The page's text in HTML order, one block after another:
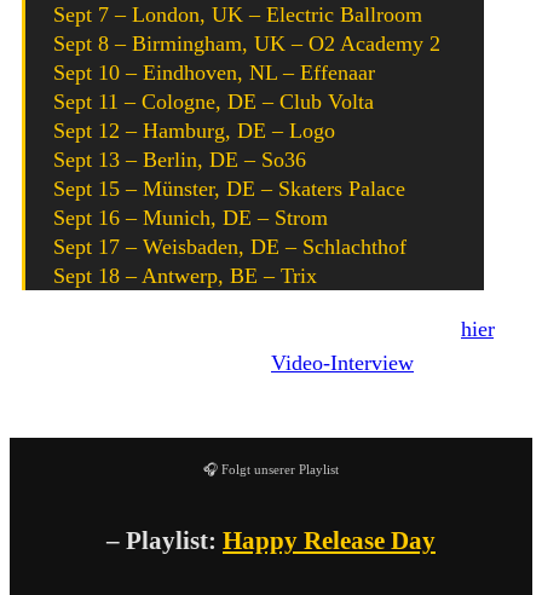
Sept 7 – London, UK – Electric Ballroom
Sept 8 – Birmingham, UK – O2 Academy 2
Sept 10 – Eindhoven, NL – Effenaar
Sept 11 – Cologne, DE – Club Volta
Sept 12 – Hamburg, DE – Logo
Sept 13 – Berlin, DE – So36
Sept 15 – Münster, DE – Skaters Palace
Sept 16 – Munich, DE – Strom
Sept 17 – Weisbaden, DE – Schlachthof
Sept 18 – Antwerp, BE – Trix
hier.
Video-Interview
🎧 Folgt unserer Playlist
– Playlist: Happy Release Day